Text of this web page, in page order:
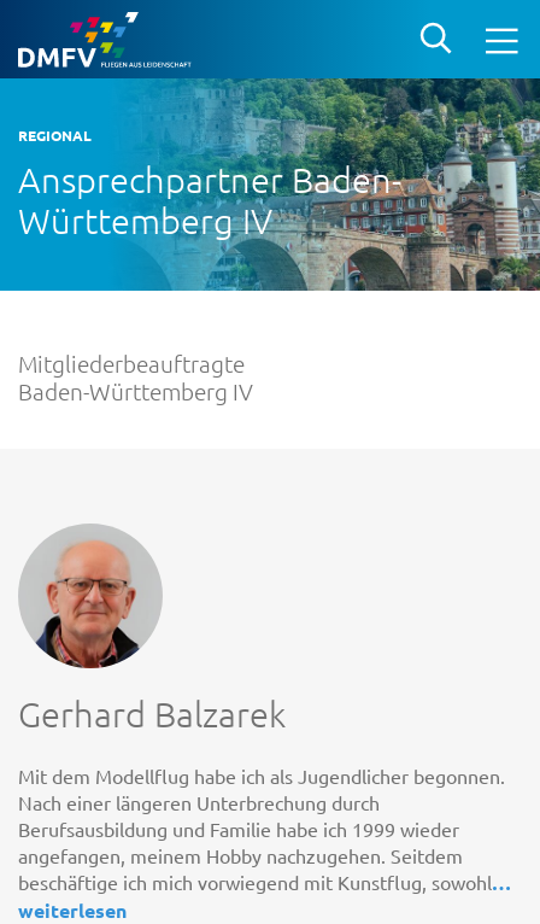
REGIONAL
Ansprechpartner Baden-
Württemberg IV
Mitgliederbeauftragte
Baden-Württemberg IV
Gerhard Balzarek
Mit dem Modellflug habe ich als Jugendlicher begonnen.
Nach einer längeren Unterbrechung durch
Berufsausbildung und Familie habe ich 1999 wieder
angefangen, meinem Hobby nachzugehen. Seitdem
beschäftige ich mich vorwiegend mit Kunstflug, sowohl…
weiterlesen